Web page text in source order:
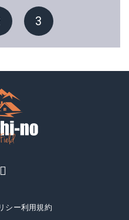
3
シー利用規約